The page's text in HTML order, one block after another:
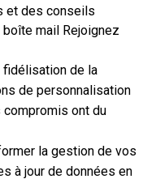
et des conseils
mail
Rejoignez
fidélisation de la
de personnalisation
ont du
la gestion de vos
à jour de données en